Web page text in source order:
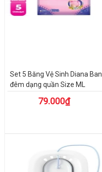
Set 5 Băng Vệ Sinh Diana Ban
đêm dạng quần Size ML
79.000₫